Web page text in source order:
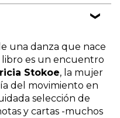
una danza que nace
es un encuentro
Stokoe, la mujer
del movimiento en
selección de
y cartas -muchos